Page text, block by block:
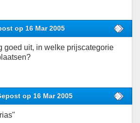
op 16 Mar 2005
goed uit, in welke prijscategorie
op 16 Mar 2005